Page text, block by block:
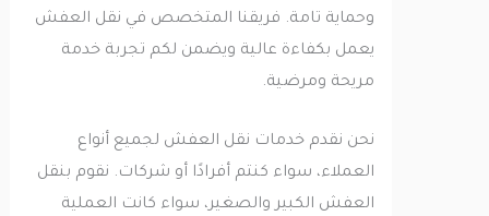
وحماية تامة. فريقنا المتخصص في نقل العفش
يعمل بكفاءة عالية ويضمن لكم تجربة خدمة
مريحة ومرضية.
نحن نقدم خدمات نقل العفش لجميع أنواع
العملاء، سواء كنتم أفرادًا أو شركات. نقوم بنقل
العفش الكبير والصغير، سواء كانت العملية